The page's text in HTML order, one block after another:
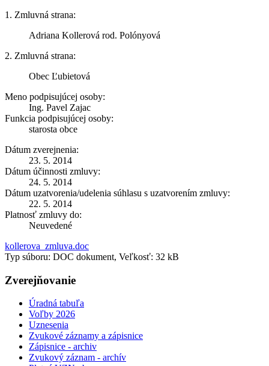
1. Zmluvná strana:
Adriana Kollerová rod. Polónyová
2. Zmluvná strana:
Obec Ľubietová
Meno podpisujúcej osoby:
Ing. Pavel Zajac
Funkcia podpisujúcej osoby:
starosta obce
Dátum zverejnenia:
23. 5. 2014
Dátum účinnosti zmluvy:
24. 5. 2014
Dátum uzatvorenia/udelenia súhlasu s uzatvorením zmluvy:
22. 5. 2014
Platnosť zmluvy do:
Neuvedené
kollerova_zmluva.doc
Typ súboru: DOC dokument, Veľkosť: 32 kB
Zverejňovanie
Úradná tabuľa
Voľby 2026
Uznesenia
Zvukové záznamy a zápisnice
Zápisnice - archiv
Zvukový záznam - archív